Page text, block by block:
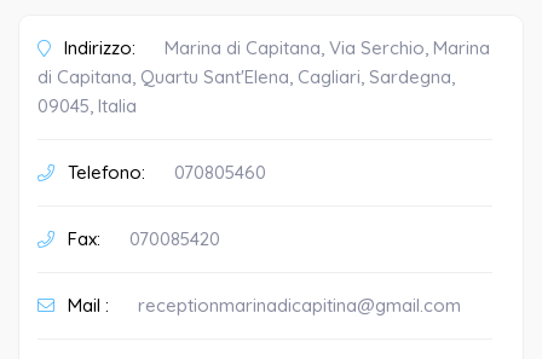
Indirizzo:
Marina di Capitana, Via Serchio, Marina
di Capitana, Quartu Sant'Elena, Cagliari, Sardegna,
09045, Italia
Telefono: 070805460
Fax: 070085420
Mail : receptionmarinadicapitina@gmail.com